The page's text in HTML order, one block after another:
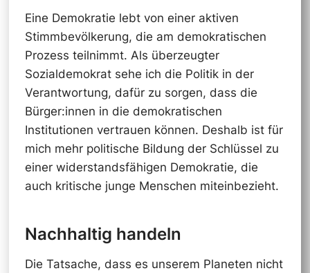
Eine Demokratie lebt von einer aktiven
Stimmbevölkerung, die am demokratischen
Prozess teilnimmt. Als überzeugter
Sozialdemokrat sehe ich die Politik in der
Verantwortung, dafür zu sorgen, dass die
Bürger:innen in die demokratischen
Institutionen vertrauen können. Deshalb ist für
mich mehr politische Bildung der Schlüssel zu
einer widerstandsfähigen Demokratie, die
auch kritische junge Menschen miteinbezieht.
Nachhaltig handeln
Die Tatsache, dass es unserem Planeten nicht